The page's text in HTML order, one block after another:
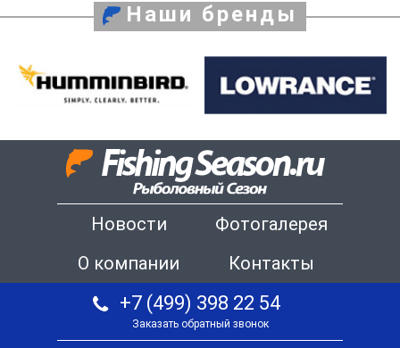
Наши бренды
Новости
Фотогалерея
О компании
Контакты
+7 (499) 398 22 54
Заказать обратный звонок